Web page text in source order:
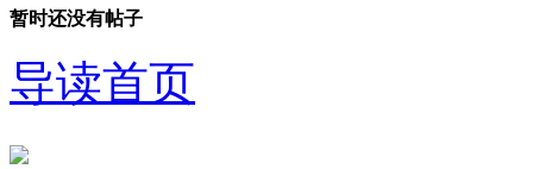
暂时还没有帖子
导读首页